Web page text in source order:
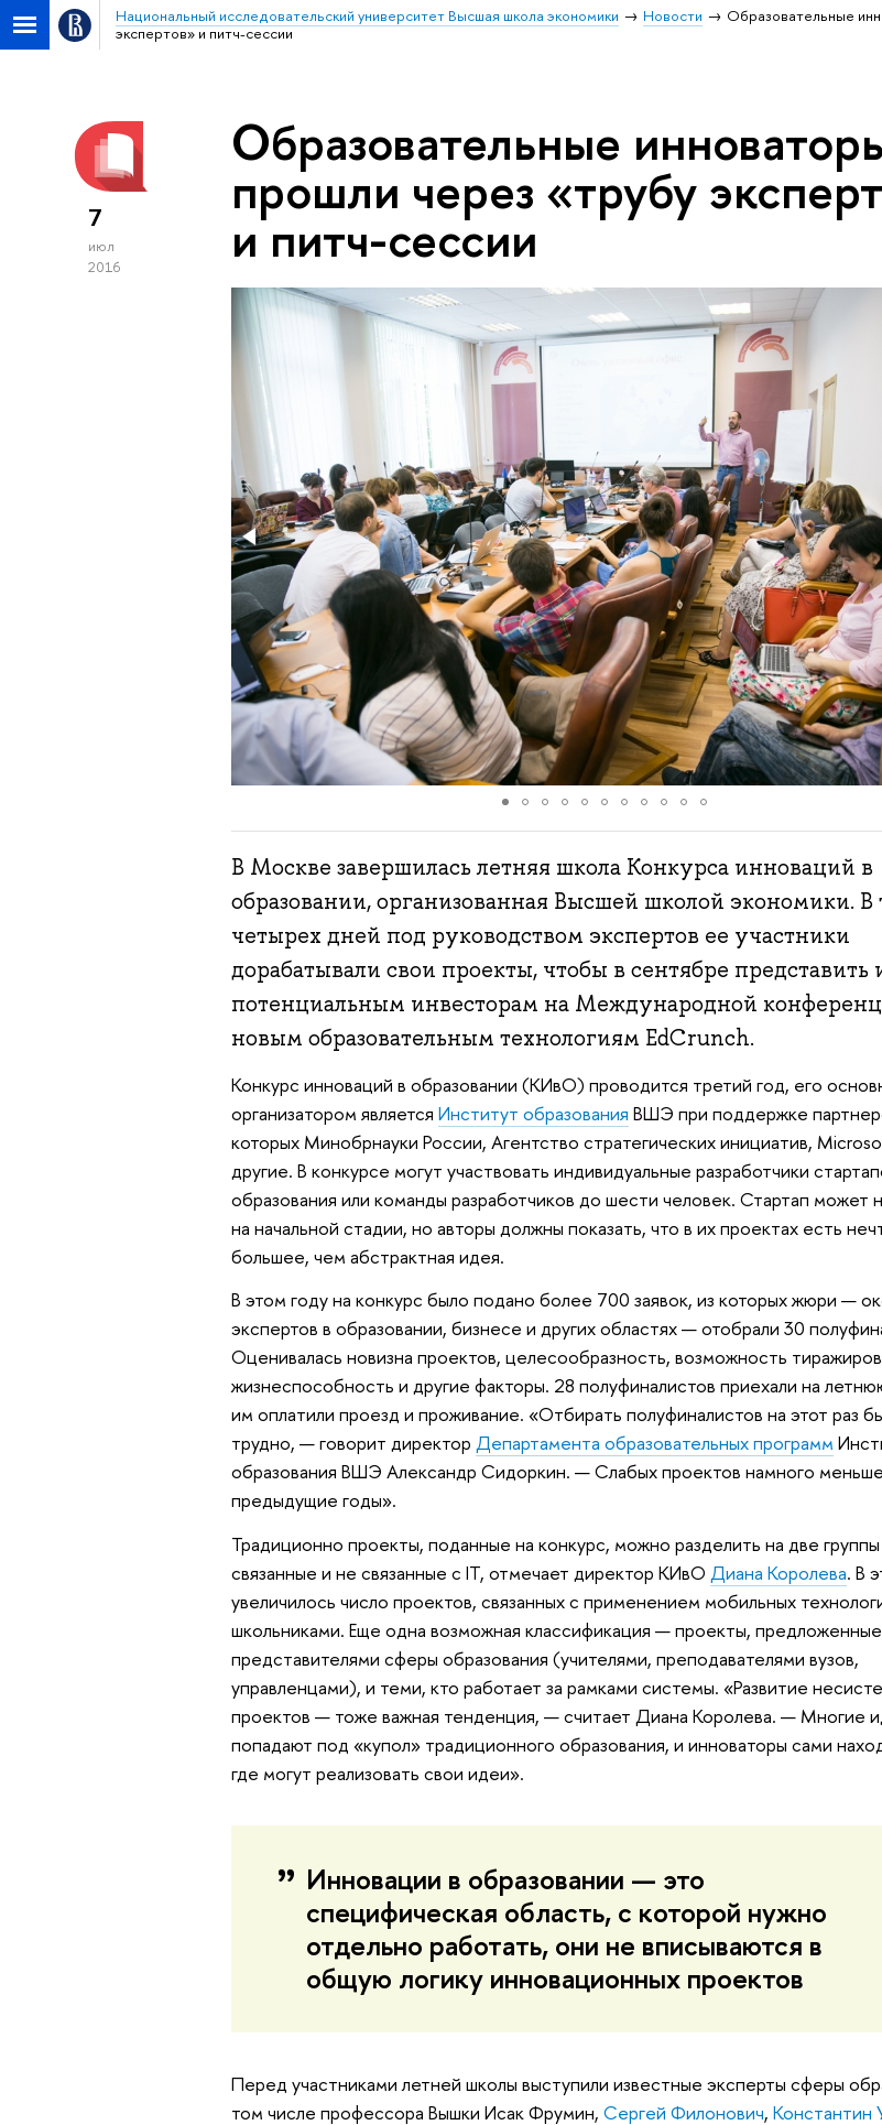
Национальный исследовательский университет Высшая школа экономики Новости
Образовательные
экспертов» и питч-сессии
7
июл
2016
Образовательные
прошли через «трубу
и питч-сессии
В Москве завершилась летняя школа Конкурса инноваций в
образовании, организованная Высшей школой экономики. В
четырех дней под руководством экспертов ее участники
дорабатывали свои проекты, чтобы в сентябре представить
потенциальным инвесторам на Международной
новым образовательным технологиям EdCrunch.
Конкурс инноваций в образовании (КИвО) проводится третий год, его
организатором является Институт образования ВШЭ при поддержке
которых Минобрнауки России, Агентство стратегических инициатив,
другие. В конкурсе могут участвовать индивидуальные разработчики
образования или команды разработчиков до шести человек. Стартап может
на начальной стадии, но авторы должны показать, что в их проектах есть
большее, чем абстрактная идея.
В этом году на конкурс было подано более 700 заявок, из которых жюри —
экспертов в образовании, бизнесе и других областях — отобрали 30
Оценивалась новизна проектов, целесообразность, возможность
жизнеспособность и другие факторы. 28 полуфиналистов приехали на
им оплатили проезд и проживание. «Отбирать полуфиналистов на этот раз
трудно, — говорит директор Департамента образовательных программ
образования ВШЭ Александр Сидоркин. — Слабых проектов намного
предыдущие годы».
Традиционно проекты, поданные на конкурс, можно разделить на две
связанные и не связанные с IT, отмечает директор КИвО Диана Королева. В
увеличилось число проектов, связанных с применением мобильных
школьниками. Еще одна возможная классификация — проекты, предложенные
представителями сферы образования (учителями, преподавателями вузов,
управленцами), и теми, кто работает за рамками системы. «Развитие
проектов — тоже важная тенденция, — считает Диана Королева. — Многие
попадают под «купол» традиционного образования, и инноваторы сами
где могут реализовать свои идеи».
Инновации в образовании — это
специфическая область, с которой нужно
отдельно работать, они не вписываются в
общую логику инновационных проектов
Перед участниками летней школы выступили известные эксперты сферы
том числе профессора Вышки Исак Фрумин, Сергей Филонович, Константин